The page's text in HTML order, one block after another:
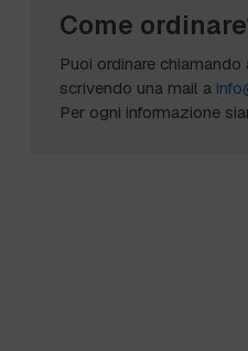
Come
Puoi ordinare chiamando
scrivendo una mail a
Per ogni informazione